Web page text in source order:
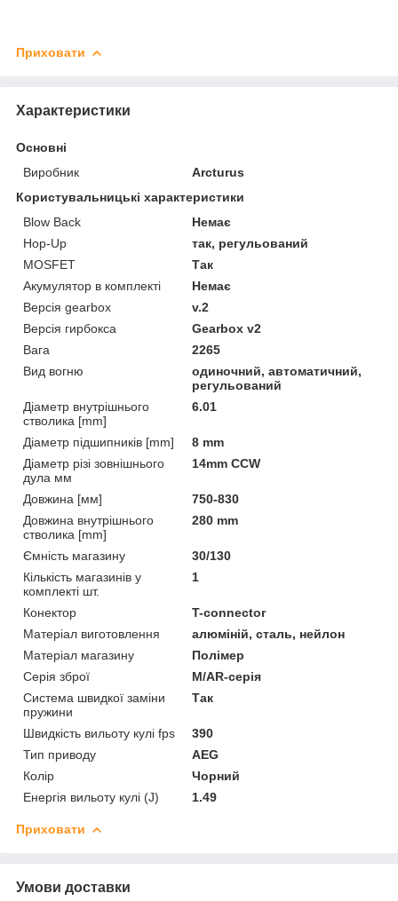
Приховати
Характеристики
Основні
Виробник
Arcturus
Користувальницькі характеристики
Blow Back
Немає
Hop-Up
так, регульований
MOSFET
Так
Акумулятор в комплекті
Немає
Версія gearbox
v.2
Версія гирбокса
Gearbox v2
Вага
2265
Вид вогню
одиночний, автоматичний,
регульований
Діаметр внутрішнього
стволика [mm]
6.01
Діаметр підшипників [mm]
8 mm
Діаметр різі зовнішнього
дула мм
14mm CCW
Довжина [мм]
750-830
Довжина внутрішнього
стволика [mm]
280 mm
Ємність магазину
30/130
Кількість магазинів у
комплекті шт.
1
Конектор
T-connector
Матеріал виготовлення
алюміній, сталь, нейлон
Матеріал магазину
Полімер
Серія зброї
M/AR-серія
Система швидкої заміни
пружини
Так
Швидкість вильоту кулі fps
390
Тип приводу
AEG
Колір
Чорний
Енергія вильоту кулі (J)
1.49
Приховати
Умови доставки